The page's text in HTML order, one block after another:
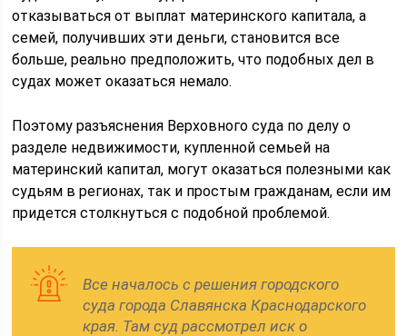
отказываться от выплат материнского капитала, а
семей, получивших эти деньги, становится все
больше, реально предположить, что подобных дел в
судах может оказаться немало.
Поэтому разъяснения Верховного суда по делу о
разделе недвижимости, купленной семьей на
материнский капитал, могут оказаться полезными как
судьям в регионах, так и простым гражданам, если им
придется столкнуться с подобной проблемой.
Все началось с решения городского
суда города Славянска Краснодарского
края. Там суд рассмотрел иск о